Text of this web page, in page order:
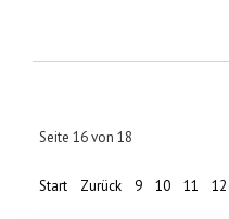
Seite 16 von 18
Start Zurück 9 10 11 12